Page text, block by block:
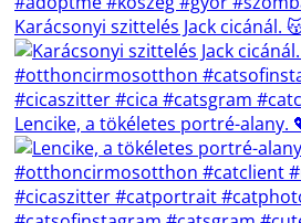
Karácsonyi szittelés Jack cicánál.
Lencike, a tökéletes portré-alany.